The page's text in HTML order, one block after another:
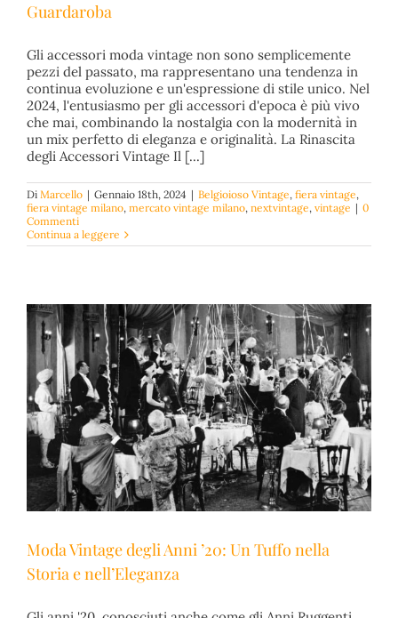
Accessori Vintage: I Must-Have per Ogni Guardaroba
Belgioioso Vintage fiera vintage fiera vintage milano
mercato vintage milano nextvintage vintage
Guardaroba
Gli accessori moda vintage non sono semplicemente
pezzi del passato, ma rappresentano una tendenza in
continua evoluzione e un'espressione di stile unico. Nel
2024, l'entusiasmo per gli accessori d'epoca è più vivo
che mai, combinando la nostalgia con la modernità in
un mix perfetto di eleganza e originalità. La Rinascita
degli Accessori Vintage Il [...]
Di Marcello | Gennaio 18th, 2024 | Belgioioso Vintage, fiera vintage,
fiera vintage milano, mercato vintage milano, nextvintage, vintage | 0
Commenti
Continua a leggere
Moda Vintage degli Anni ’20: Un Tuffo nella
Storia e nell’Eleganza